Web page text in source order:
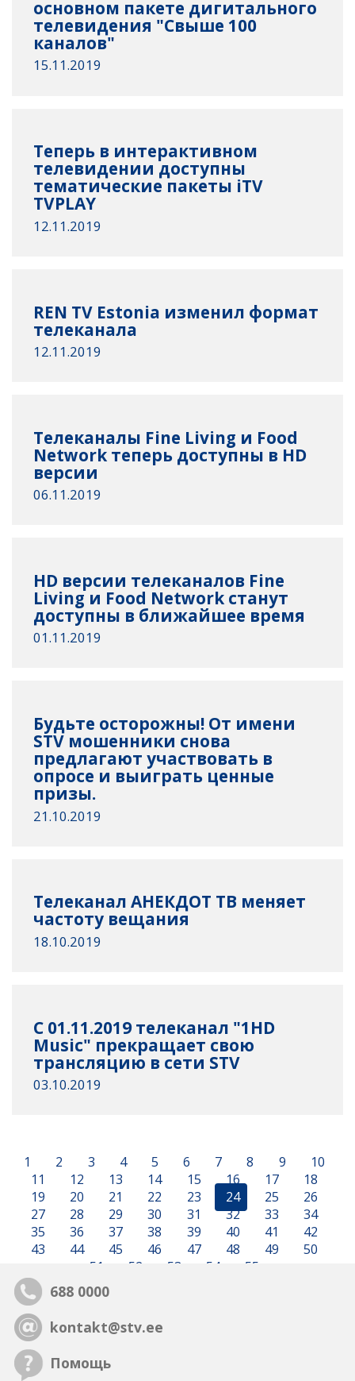
основном пакете дигитального
телевидения "Свыше 100
каналов"
15.11.2019
Теперь в интерактивном
телевидении доступны
тематические пакеты iTV
TVPLAY
12.11.2019
REN TV Estonia изменил формат
телеканала
12.11.2019
Телеканалы Fine Living и Food
Network теперь доступны в HD
версии
06.11.2019
HD версии телеканалов Fine
Living и Food Network станут
доступны в ближайшее время
01.11.2019
Будьте осторожны! От имени
STV мошенники снова
предлагают участвовать в
опросе и выиграть ценные
призы.
21.10.2019
Телеканал АНЕКДОТ ТВ меняет
частоту вещания
18.10.2019
C 01.11.2019 телеканал "1HD
Music" прекращает свою
трансляцию в сети STV
03.10.2019
1 2 3 4 5 6 7 8 9
10
11
12 13 14 15 16 17
18
19
20 21 22 23 24 25
26
27
28 29 30 31 32 33
34
35
36 37 38 39 40 41
42
43
44 45 46 47 48 49
50
51
52 53 54 55
688 0000
kontakt@stv.ee
Помощь